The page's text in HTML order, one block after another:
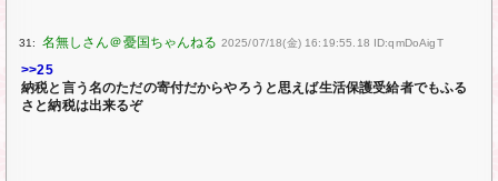
31: 2025/07/18(金) 16:19:55.18 ID:qmDoAigT
>>25
納税と言う名のただの寄付だからやろうと思えば生活保護受給者でもふる
さと納税は出来るぞ